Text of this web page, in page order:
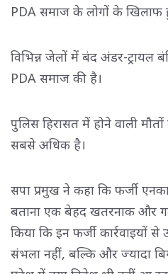
PDA समाज के लोगों के खिलाफ
विभिन्न जेलों में बंद अंडर-ट्रायल
PDA समाज की है।
पुलिस हिरासत में होने वाली
सबसे अधिक है।
सपा प्रमुख ने कहा कि फर्जी
बताना एक बेहद खतरनाक और
किया कि इन फर्जी कार्रवाइयों से
संभला नहीं, बल्कि और ज्यादा